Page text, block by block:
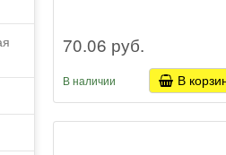
70.06 руб.
В наличии В